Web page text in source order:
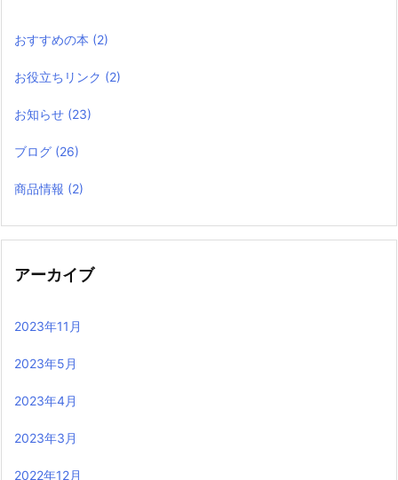
おすすめの本 (2)
お役立ちリンク (2)
お知らせ (23)
ブログ (26)
商品情報 (2)
アーカイブ
2023年11月
2023年5月
2023年4月
2023年3月
2022年12月